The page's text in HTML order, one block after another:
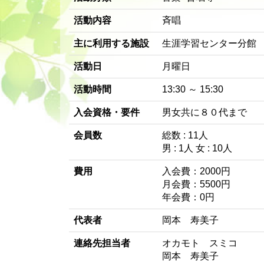
活動内容 斉唱
主に利用する施設 生涯学習センター分館
活動日 月曜日
活動時間 13:30 ～ 15:30
入会資格・要件 男女共に８０代まで
会員数
総数 : 11人
男 : 1人 女 : 10人
費用
入会費：2000円
月会費：5500円
年会費：0円
代表者 岡本 寿美子
連絡先担当者
オカモト スミコ
岡本 寿美子